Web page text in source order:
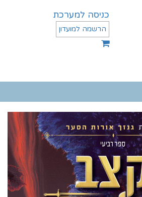
כניסה למערכת
הרשמה למועדון